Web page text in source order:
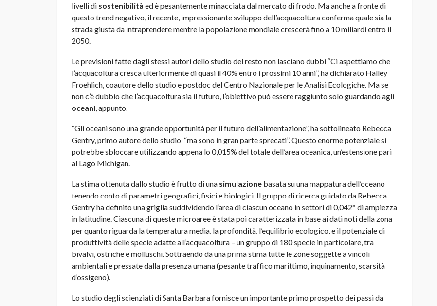
livelli di sostenibilità ed è pesantemente minacciata dal mercato di frodo. Ma anche a fronte di
questo trend negativo, il recente, impressionante sviluppo dell’acquacoltura conferma quale sia la
strada giusta da intraprendere mentre la popolazione mondiale crescerà fino a 10 miliardi entro il
2050.
Le previsioni fatte dagli stessi autori dello studio del resto non lasciano dubbi “Ci aspettiamo che
l’acquacoltura cresca ulteriormente di quasi il 40% entro i prossimi 10 anni”, ha dichiarato Halley
Froehlich, coautore dello studio e postdoc del Centro Nazionale per le Analisi Ecologiche. Ma se
non c’è dubbio che l’acquacoltura sia il futuro, l’obiettivo può essere raggiunto solo guardando agli
oceani, appunto.
“Gli oceani sono una grande opportunità per il futuro dell’alimentazione”, ha sottolineato Rebecca
Gentry, primo autore dello studio, “ma sono in gran parte sprecati”. Questo enorme potenziale si
potrebbe sbloccare utilizzando appena lo 0,015% del totale dell’area oceanica, un’estensione pari
al Lago Michigan.
La stima ottenuta dallo studio è frutto di una simulazione basata su una mappatura dell’oceano
tenendo conto di parametri geografici, fisici e biologici. Il gruppo di ricerca guidato da Rebecca
Gentry ha definito una griglia suddividendo l’area di ciascun oceano in settori di 0,042° di ampiezza
in latitudine. Ciascuna di queste microaree è stata poi caratterizzata in base ai dati noti della zona
per quanto riguarda la temperatura media, la profondità, l’equilibrio ecologico, e il potenziale di
produttività delle specie adatte all’acquacoltura – un gruppo di 180 specie in particolare, tra
bivalvi, ostriche e molluschi. Sottraendo da una prima stima tutte le zone soggette a vincoli
ambientali e pressate dalla presenza umana (pesante traffico marittimo, inquinamento, scarsità
d’ossigeno).
Lo studio degli scienziati di Santa Barbara fornisce un importante primo prospetto dei passi da